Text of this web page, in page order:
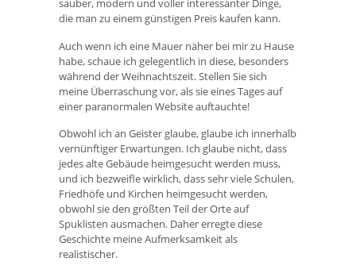
sauber, modern und voller interessanter Dinge,
die man zu einem günstigen Preis kaufen kann.
Auch wenn ich eine Mauer näher bei mir zu Hause
habe, schaue ich gelegentlich in diese, besonders
während der Weihnachtszeit. Stellen Sie sich
meine Überraschung vor, als sie eines Tages auf
einer paranormalen Website auftauchte!
Obwohl ich an Geister glaube, glaube ich innerhalb
vernünftiger Erwartungen. Ich glaube nicht, dass
jedes alte Gebäude heimgesucht werden muss,
und ich bezweifle wirklich, dass sehr viele Schulen,
Friedhöfe und Kirchen heimgesucht werden,
obwohl sie den größten Teil der Orte auf
Spuklisten ausmachen. Daher erregte diese
Geschichte meine Aufmerksamkeit als
realistischer.